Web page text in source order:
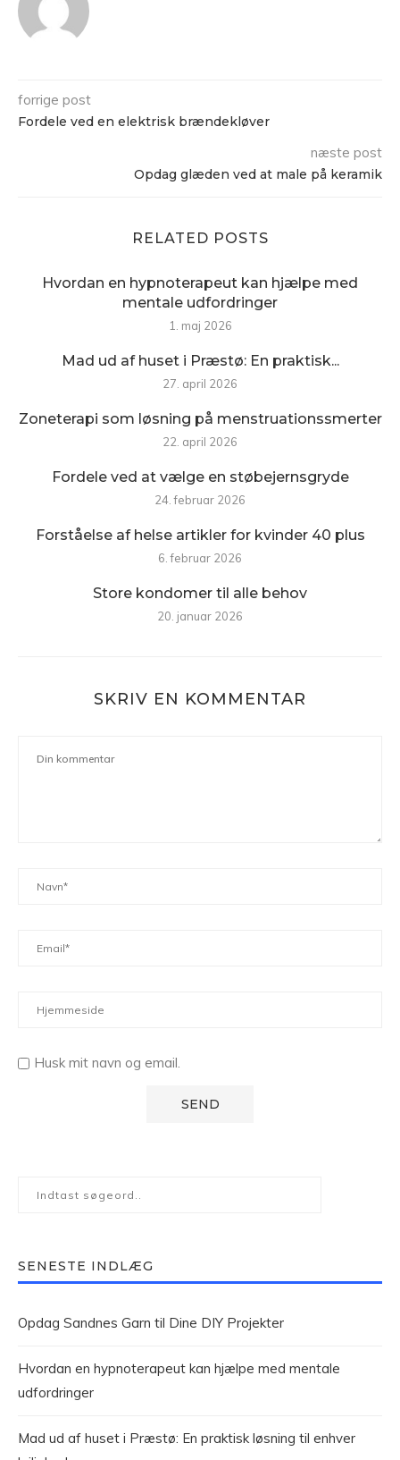
forrige post
Fordele ved en elektrisk brændekløver
næste post
Opdag glæden ved at male på keramik
RELATED POSTS
Hvordan en hypnoterapeut kan hjælpe med
mentale udfordringer
1. maj 2026
Mad ud af huset i Præstø: En praktisk...
27. april 2026
Zoneterapi som løsning på menstruationssmerter
22. april 2026
Fordele ved at vælge en støbejernsgryde
24. februar 2026
Forståelse af helse artikler for kvinder 40 plus
6. februar 2026
Store kondomer til alle behov
20. januar 2026
SKRIV EN KOMMENTAR
Husk mit navn og email.
SENESTE INDLÆG
Opdag Sandnes Garn til Dine DIY Projekter
Hvordan en hypnoterapeut kan hjælpe med mentale
udfordringer
Mad ud af huset i Præstø: En praktisk løsning til enhver